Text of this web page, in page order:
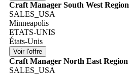
Craft Manager South West Region
SALES_USA
Minneapolis
ETATS-UNIS
États-Unis
Craft Manager North East Region
SALES_USA